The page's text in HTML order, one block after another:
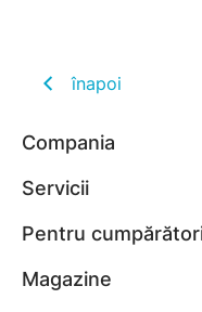
înapoi
Compania
Servicii
Pentru
Magazine